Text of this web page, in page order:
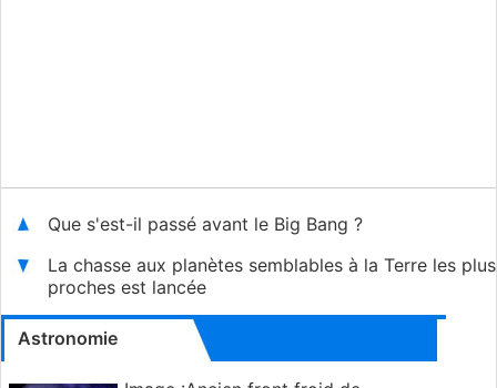
Que s'est-il passé avant le Big Bang ?
La chasse aux planètes semblables à la Terre les plus
proches est lancée
Astronomie